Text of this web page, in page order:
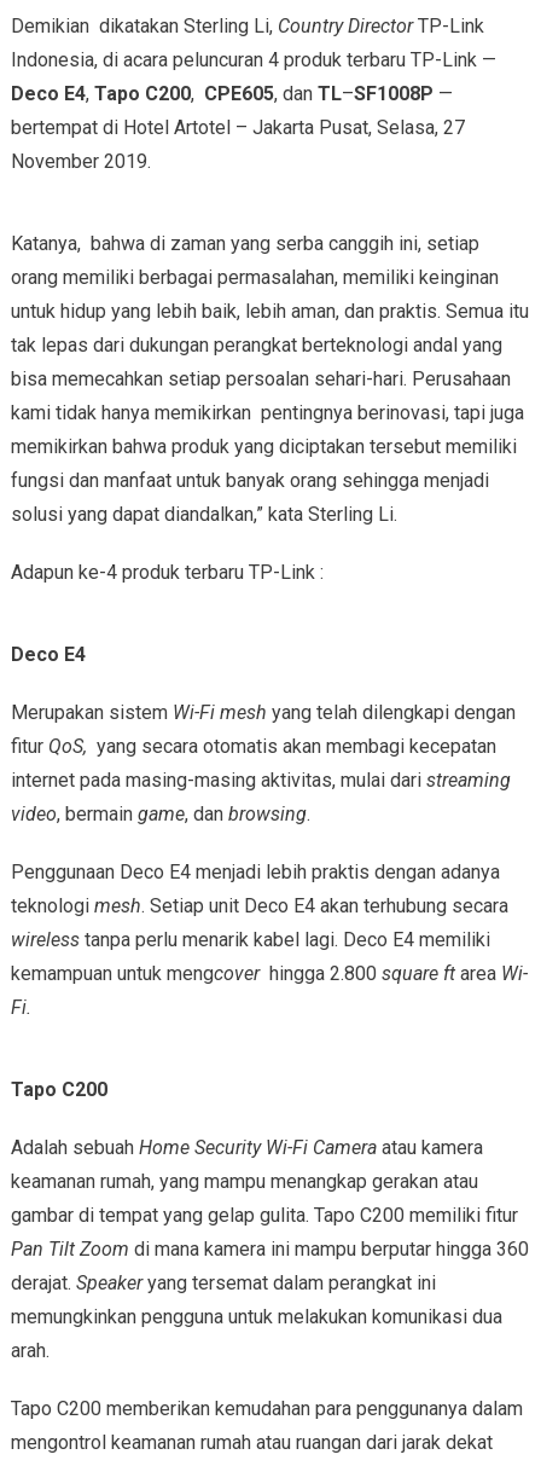
Demikian dikatakan Sterling Li, Country DirectorTP-Link
Indonesia, di acara peluncuran 4 produk terbaru TP-Link —
Deco E4, Tapo C200, CPE605, dan TL–SF1008P —
bertempat di Hotel Artotel – Jakarta Pusat, Selasa, 27
November 2019.
Katanya, bahwa di zaman yang serba canggih ini, setiap
orang memiliki berbagai permasalahan, memiliki keinginan
untuk hidup yang lebih baik, lebih aman, dan praktis. Semua itu
tak lepas dari dukungan perangkat berteknologi andal yang
bisa memecahkan setiap persoalan sehari-hari. Perusahaan
kami tidak hanya memikirkan pentingnya berinovasi, tapi juga
memikirkan bahwa produk yang diciptakan tersebut memiliki
fungsi dan manfaat untuk banyak orang sehingga menjadi
solusi yang dapat diandalkan,” kata Sterling Li.
Adapun ke-4 produk terbaru TP-Link :
Deco E4
Merupakan sistem Wi-Fi mesh yang telah dilengkapi dengan
fitur QoS, yang secara otomatis akan membagi kecepatan
internet pada masing-masing aktivitas, mulai dari streaming
video, bermain game, dan browsing.
Penggunaan Deco E4 menjadi lebih praktis dengan adanya
teknologi mesh. Setiap unit Deco E4 akan terhubung secara
wirelesstanpa perlu menarik kabel lagi. Deco E4 memiliki
kemampuan untuk mengcover hingga 2.800 square ft area Wi-
Fi.
Tapo C200
Adalah sebuah Home Security Wi-Fi Cameraatau kamera
keamanan rumah, yang mampu menangkap gerakan atau
gambar di tempat yang gelap gulita. Tapo C200 memiliki fitur
Pan Tilt Zoom di mana kamera ini mampu berputar hingga 360
derajat. Speakeryang tersemat dalam perangkat ini
memungkinkan pengguna untuk melakukan komunikasi dua
arah.
Tapo C200 memberikan kemudahan para penggunanya dalam
mengontrol keamanan rumah atau ruangan dari jarak dekat